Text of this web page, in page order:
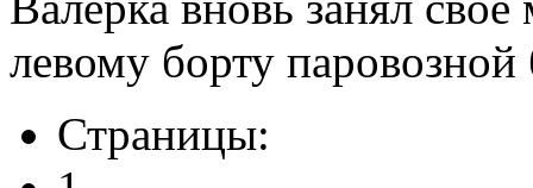
левому борту паровозной
Страницы: